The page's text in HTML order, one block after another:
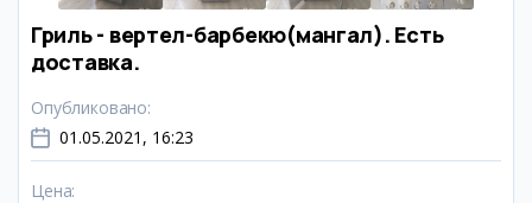
Гриль - вертел-барбекю(мангал). Есть
доставка.
Опубликовано:
01.05.2021, 16:23
Цена: